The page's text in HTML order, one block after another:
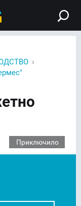
›
Приключило